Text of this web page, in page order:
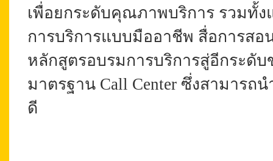
เพื่อยกระดับคุณภาพบริการ รวมทั้
การบริการแบบมืออาชีพ สื่อการสอ
หลักสูตรอบรมการบริการสู่อีกระดั
มาตรฐาน Call Center ซึ่งสามารถ
ดี